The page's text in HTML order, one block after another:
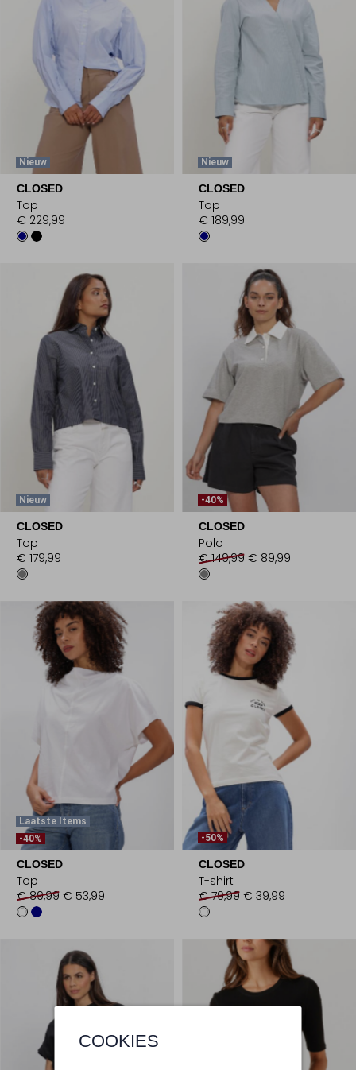
COOKIES
Nieuw
CLOSED
Top
€ 229,99
Nieuw
CLOSED
Top
€ 189,99
Nieuw
CLOSED
Top
€ 179,99
-40%
CLOSED
Polo
€ 149,99 € 89,99
Laatste Items
-40%
CLOSED
Top
€ 89,99 € 53,99
-50%
CLOSED
T-shirt
€ 79,99 € 39,99